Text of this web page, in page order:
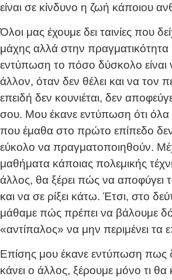
είναι σε κίνδυνο η ζωή κάποιου
Όλοι μας έχουμε δει ταινίες που
μάχης αλλά στην πραγματικότητα
εντύπωση το πόσο δύσκολο είναι
άλλον, όταν δεν θέλει και να τον
επειδή δεν κουνιέται, δεν
σου. Μου έκανε εντύπωση ότι όλα
που έμαθα στο πρώτο επίπεδο δεν
εύκολο να πραγματοποιηθούν.
μαθήματα κάποιας πολεμικής
άλλος, θα ξέρει πώς να αποφύγει
και να σε ρίξει κάτω. Έτσι, στο
μάθαμε πώς πρέπει να βάλουμε
«αντίπαλος» να μην περιμένει τα
Επίσης μου έκανε εντύπωση πως
κάνει ο άλλος, ξέρουμε μόνο τι θα